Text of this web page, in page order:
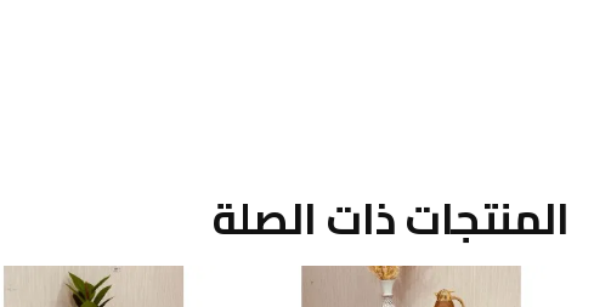
المنتجات ذات الصلة